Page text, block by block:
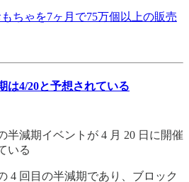
もちゃを7ヶ月で75万個以上の販売
は4/20と予想されている
半減期イベントが 4 月 20 日に開催
いる
4 回目の半減期であり、ブロック